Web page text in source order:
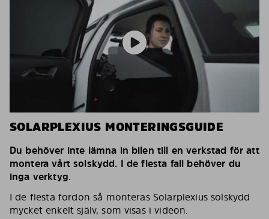
SOLARPLEXIUS MONTERINGSGUIDE
Du behöver inte lämna in bilen till en verkstad för att
montera vårt solskydd. I de flesta fall behöver du
inga verktyg.
I de flesta fordon så monteras Solarplexius solskydd
mycket enkelt själv, som visas i videon.